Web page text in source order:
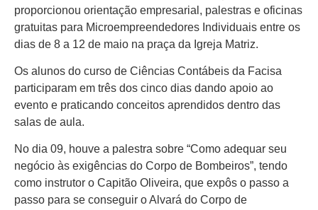
proporcionou orientação empresarial, palestras e oficinas
gratuitas para Microempreendedores Individuais entre os
dias de 8 a 12 de maio na praça da Igreja Matriz.
Os alunos do curso de Ciências Contábeis da Facisa
participaram em três dos cinco dias dando apoio ao
evento e praticando conceitos aprendidos dentro das
salas de aula.
No dia 09, houve a palestra sobre “Como adequar seu
negócio às exigências do Corpo de Bombeiros”, tendo
como instrutor o Capitão Oliveira, que expôs o passo a
passo para se conseguir o Alvará do Corpo de